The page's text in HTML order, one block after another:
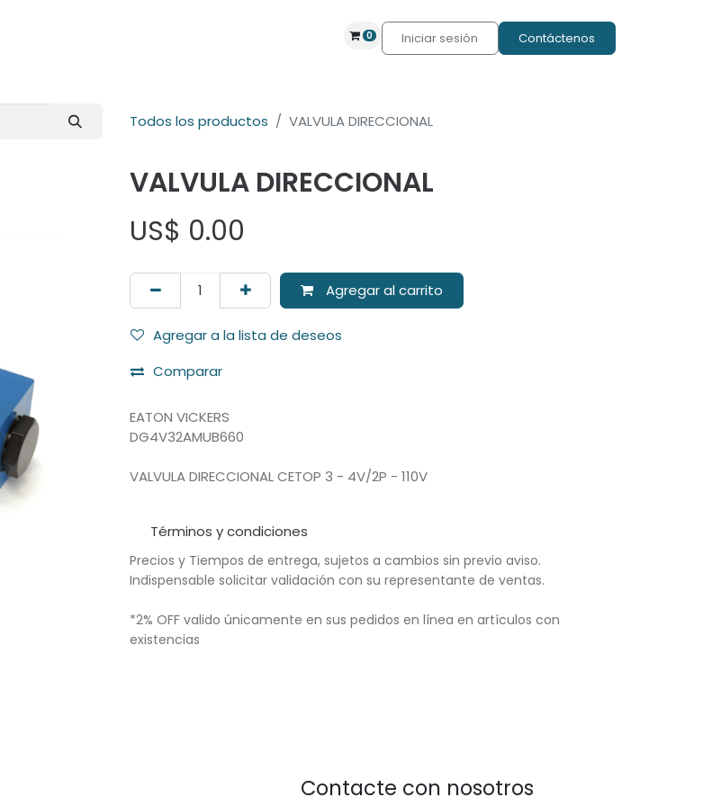
0 Iniciar sesión Contáctenos
Todos los productos VALVULA DIRECCIONAL
VALVULA DIRECCIONAL
US$ 0.00
Agregar al carrito
Agregar a la lista de deseos
Comparar
EATON VICKERS
DG4V32AMUB660
VALVULA DIRECCIONAL CETOP 3 - 4V/2P - 110V
Términos y condiciones
Precios y Tiempos de entrega, sujetos a cambios sin previo aviso.
Indispensable solicitar validación con su representante de ventas.
*2% OFF valido únicamente en sus pedidos en línea en artículos con
existencias
Contacte con nosotros